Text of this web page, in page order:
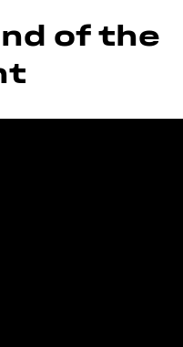
of the